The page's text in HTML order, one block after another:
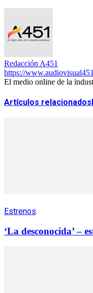
Redacción A451
https://
El medio online de la
Artículos relacionados
Estrenos
‘La desconocida’ –